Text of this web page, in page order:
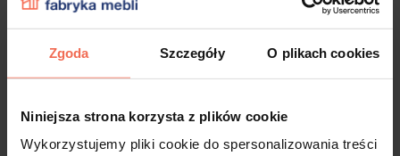
Zgoda Szczegóły O plikach cookies
Niniejsza strona korzysta z plików cookie
Wykorzystujemy pliki cookie do spersonalizowania treści